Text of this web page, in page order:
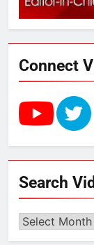
Connect
Search
Search